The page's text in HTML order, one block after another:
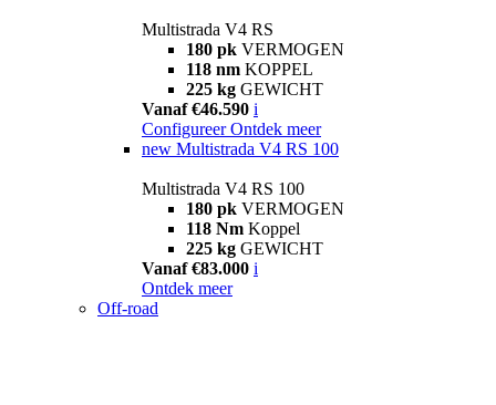
Multistrada V4 RS
180 pk VERMOGEN
118 nm KOPPEL
225 kg GEWICHT
Vanaf €46.590 i
Configureer Ontdek meer
new Multistrada V4 RS 100
Multistrada V4 RS 100
180 pk VERMOGEN
118 Nm Koppel
225 kg GEWICHT
Vanaf €83.000 i
Ontdek meer
Off-road